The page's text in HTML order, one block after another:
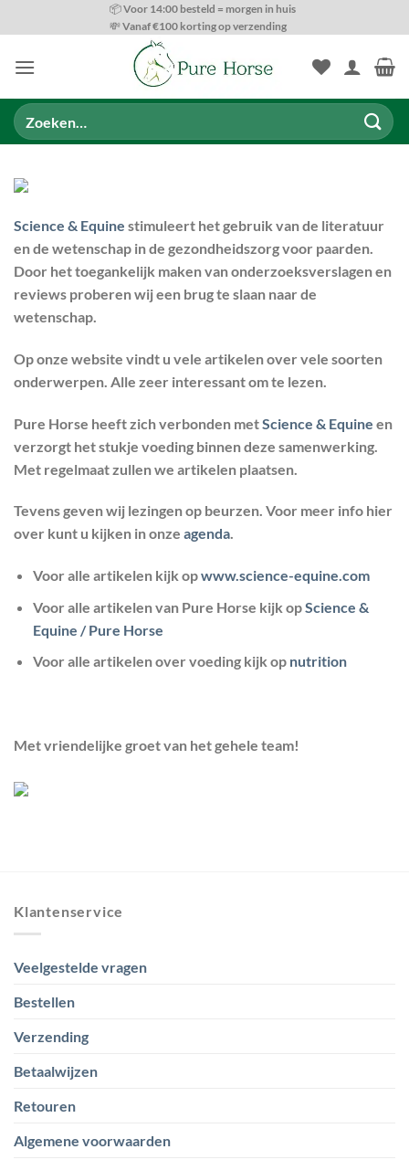
naar
📦 Voor 14:00 besteld = morgen in huis
💸 Vanaf €100 korting op verzending
Zoeken
naar:
Science & Equine stimuleert het gebruik van de literatuur
en de wetenschap in de gezondheidszorg voor paarden.
Door het toegankelijk maken van onderzoeksverslagen en
reviews proberen wij een brug te slaan naar de
wetenschap.
Op onze website vindt u vele artikelen over vele soorten
onderwerpen. Alle zeer interessant om te lezen.
Pure Horse heeft zich verbonden metScience & Equine en
verzorgt het stukje voeding binnen deze samenwerking.
Met regelmaat zullen we artikelen plaatsen.
Tevens geven wij lezingen op beurzen. Voor meer info hier
over kunt u kijken in onze agenda.
Voor alle artikelen kijk opwww.science-equine.com
Voor alle artikelen van Pure Horse kijk opScience &
Equine / Pure Horse
Voor alle artikelen over voeding kijk op nutrition
Met vriendelijke groet van het gehele team!
Klantenservice
Veelgestelde vragen
Bestellen
Verzending
Betaalwijzen
Retouren
Algemene voorwaarden